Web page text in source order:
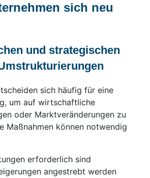
sich neu
und strategischen
sich häufig für eine
um auf wirtschaftliche
oder Marktveränderungen zu
Maßnahmen können notwendig
erforderlich sind
angestrebt werden